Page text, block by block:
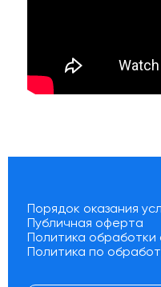
Порядок оказания
Публичная оферта
Политика
Политика по